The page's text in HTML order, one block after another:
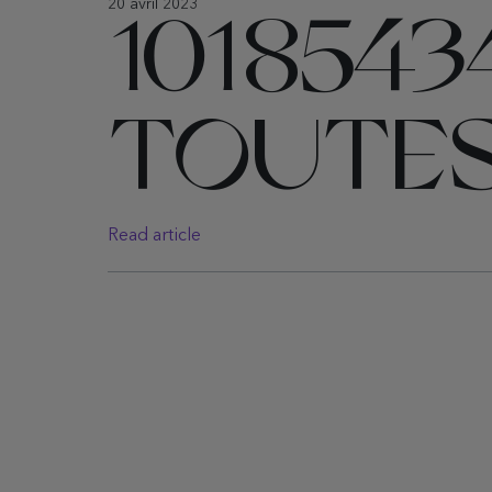
20 avril 2023
Read article